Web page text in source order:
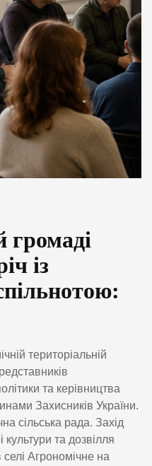
громаді
із
територіальній
та керівництва
Захисників України.
сільська рада. Захід
та дозвілля
селі Агрономічне на